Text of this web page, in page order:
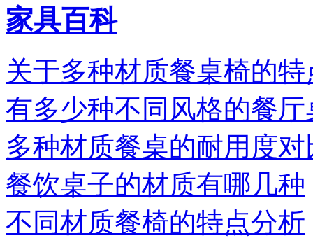
家具百科
关于多种材质餐桌椅的
有多少种不同风格的餐厅
多种材质餐桌的耐用度对
餐饮桌子的材质有哪几种
不同材质餐椅的特点分析